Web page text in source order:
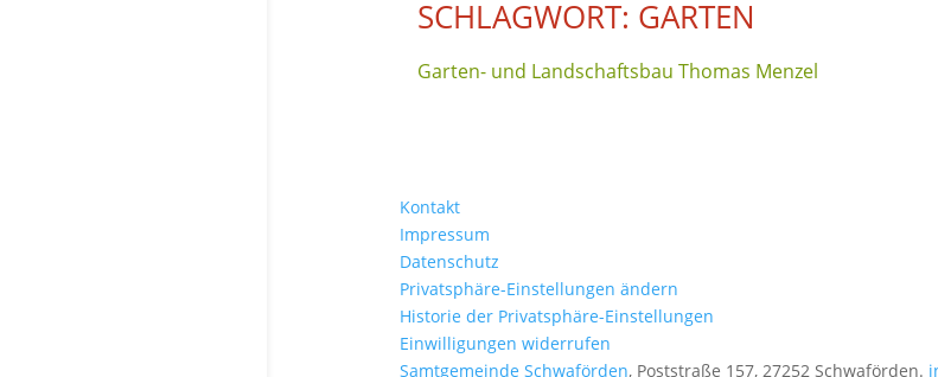
SCHLAGWORT: GARTEN
Garten- und Landschaftsbau Thomas Menzel
Kontakt
Impressum
Datenschutz
Privatsphäre-Einstellungen ändern
Historie der Privatsphäre-Einstellungen
Einwilligungen widerrufen
Samtgemeinde Schwaförden, Poststraße 157, 27252 Schwaförden.